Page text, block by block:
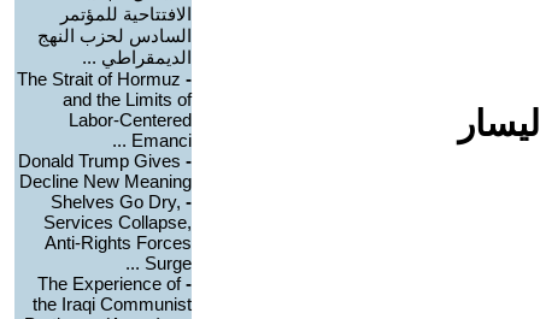
الافتتاحية للمؤتمر
السادس لحزب النهج
الديمقراطي ...
-
The Strait of Hormuz
and the Limits of
Labor-Centered
Emanci ...
-
Donald Trump Gives
Decline New Meaning
-
Shelves Go Dry,
Services Collapse,
Anti-Rights Forces
Surge ...
-
The Experience of
the Iraqi Communist